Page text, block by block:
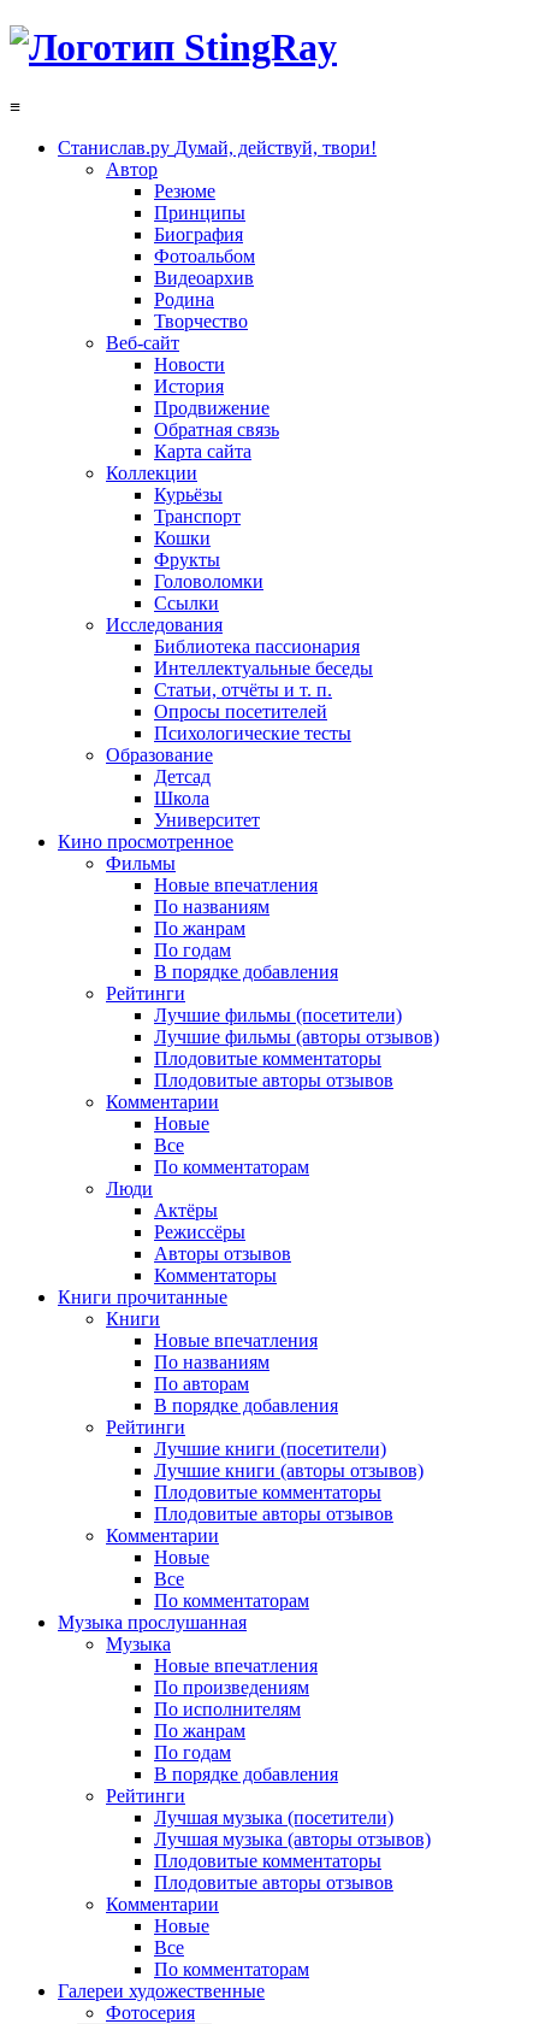
≡
Станислав.ру Думай, действуй, твори!
Автор
Резюме
Принципы
Биография
Фотоальбом
Видеоархив
Родина
Творчество
Веб-сайт
Новости
История
Продвижение
Обратная связь
Карта сайта
Коллекции
Курьёзы
Транспорт
Кошки
Фрукты
Головоломки
Ссылки
Исследования
Библиотека пассионария
Интеллектуальные беседы
Статьи, отчёты и т. п.
Опросы посетителей
Психологические тесты
Образование
Детсад
Школа
Университет
Кино просмотренное
Фильмы
Новые впечатления
По названиям
По жанрам
По годам
В порядке добавления
Рейтинги
Лучшие фильмы (посетители)
Лучшие фильмы (авторы отзывов)
Плодовитые комментаторы
Плодовитые авторы отзывов
Комментарии
Новые
Все
По комментаторам
Люди
Актёры
Режиссёры
Авторы отзывов
Комментаторы
Книги прочитанные
Книги
Новые впечатления
По названиям
По авторам
В порядке добавления
Рейтинги
Лучшие книги (посетители)
Лучшие книги (авторы отзывов)
Плодовитые комментаторы
Плодовитые авторы отзывов
Комментарии
Новые
Все
По комментаторам
Музыка прослушанная
Музыка
Новые впечатления
По произведениям
По исполнителям
По жанрам
По годам
В порядке добавления
Рейтинги
Лучшая музыка (посетители)
Лучшая музыка (авторы отзывов)
Плодовитые комментаторы
Плодовитые авторы отзывов
Комментарии
Новые
Все
По комментаторам
Галереи художественные
Фотосерия